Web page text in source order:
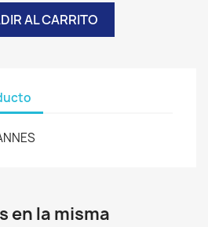
AL CARRITO
en la misma